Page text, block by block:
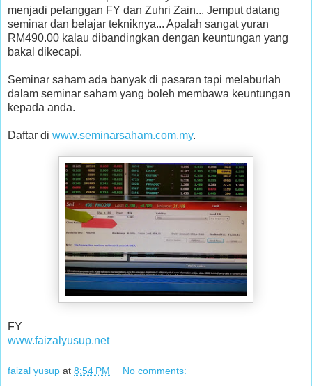
menjadi pelanggan FY dan Zuhri Zain... Jemput datang
seminar dan belajar tekniknya... Apalah sangat yuran
RM490.00 kalau dibandingkan dengan keuntungan yang
bakal dikecapi.
Seminar saham ada banyak di pasaran tapi melaburlah
dalam seminar saham yang boleh membawa keuntungan
kepada anda.
Daftar di www.seminarsaham.com.my.
FY
www.faizalyusup.net
faizal yusup at 8:54 PM No comments: